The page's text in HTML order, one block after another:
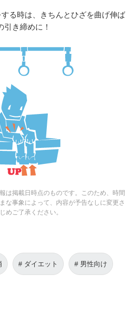
る時は、きちんとひざを曲げ伸ば
引き締めに！
は掲載日時点のものです。このため、時間
な事象によって、内容が予告なしに変更さ
めご了承ください。
ダイエット 男性向け